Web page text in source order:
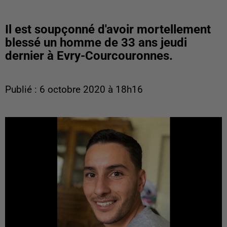
Il est soupçonné d'avoir mortellement
blessé un homme de 33 ans jeudi
dernier à Evry-Courcouronnes.
Publié : 6 octobre 2020 à 18h16